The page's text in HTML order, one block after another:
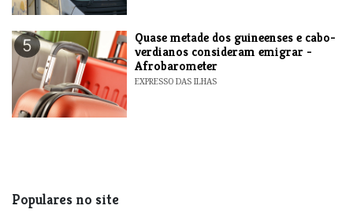
5
Quase metade dos guineenses e cabo-
verdianos consideram emigrar -
Afrobarometer
EXPRESSO DAS ILHAS
Populares no site